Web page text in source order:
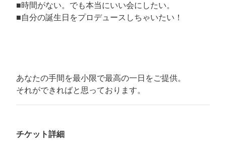
■時間がない。でも本当にいい会にしたい。
■自分の誕生日をプロデュースしちゃいたい！
あなたの手間を最小限で最高の一日をご提供。
それができればと思っております。
チケット詳細